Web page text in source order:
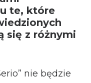
te, które
się z różnymi
nie będzie